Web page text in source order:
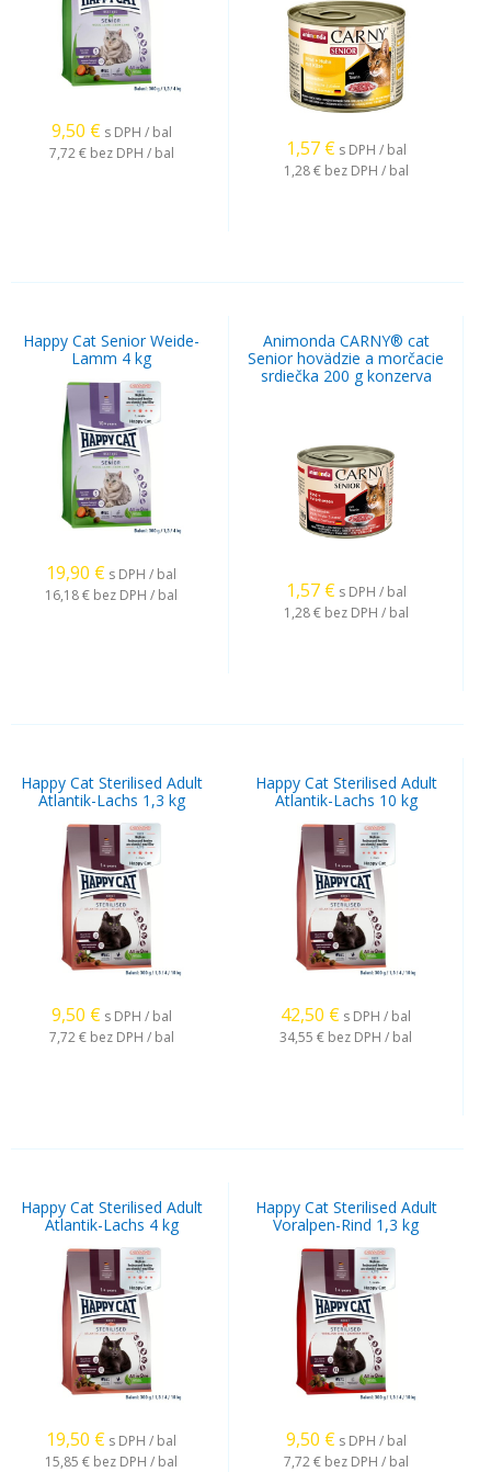
9,50 € s DPH / bal
7,72 € bez DPH / bal 1,57 € s DPH / bal
1,28 € bez DPH / bal
Happy Cat Senior Weide-
Lamm 4 kg
19,90 € s DPH / bal
16,18 € bez DPH / bal
Animonda CARNY® cat
Senior hovädzie a morčacie
srdiečka 200 g konzerva
1,57 € s DPH / bal
1,28 € bez DPH / bal
Happy Cat Sterilised Adult
Atlantik-Lachs 1,3 kg
9,50 € s DPH / bal
7,72 € bez DPH / bal
Happy Cat Sterilised Adult
Atlantik-Lachs 10 kg
42,50 € s DPH / bal
34,55 € bez DPH / bal
Happy Cat Sterilised Adult
Atlantik-Lachs 4 kg
19,50 € s DPH / bal
15,85 € bez DPH / bal
Happy Cat Sterilised Adult
Voralpen-Rind 1,3 kg
9,50 € s DPH / bal
7,72 € bez DPH / bal